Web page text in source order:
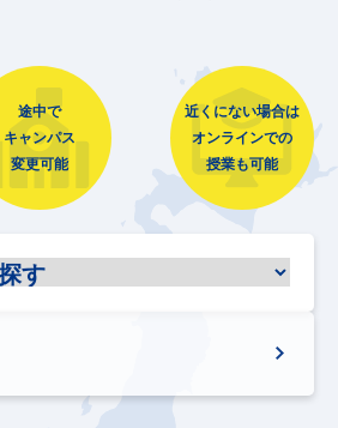
途中で
キャンパス
変更可能
近くにない場合は
オンラインでの
授業も可能